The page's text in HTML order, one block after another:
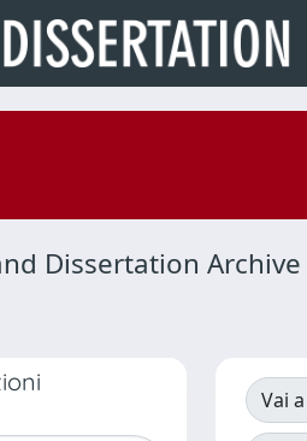
Dissertation Archive
Vai